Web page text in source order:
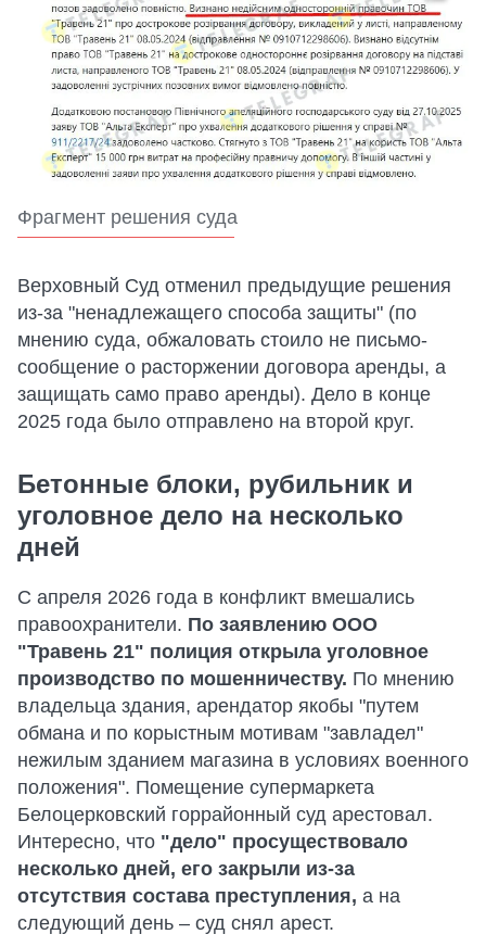
Фрагмент решения суда
Верховный Суд отменил предыдущие решения
из-за "ненадлежащего способа защиты" (по
мнению суда, обжаловать стоило не письмо-
сообщение о расторжении договора аренды, а
защищать само право аренды). Дело в конце
2025 года было отправлено на второй круг.
Бетонные блоки, рубильник и
уголовное дело на несколько
дней
С апреля 2026 года в конфликт вмешались
правоохранители. По заявлению ООО
"Травень 21" полиция открыла уголовное
производство по мошенничеству. По мнению
владельца здания, арендатор якобы "путем
обмана и по корыстным мотивам "завладел"
нежилым зданием магазина в условиях военного
положения". Помещение супермаркета
Белоцерковский горрайонный суд арестовал.
Интересно, что "дело" просуществовало
несколько дней, его закрыли из-за
отсутствия состава преступления, а на
следующий день – суд снял арест.